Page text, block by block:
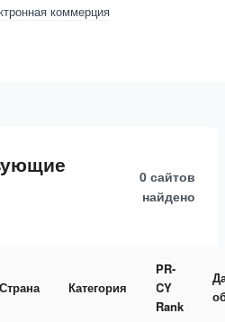
коммерция
0 сайтов
найдено
Страна Категория
PR-
CY
Rank